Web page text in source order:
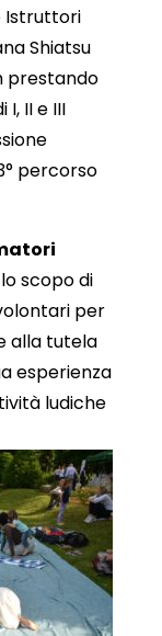
Istruttori
Shiatsu
prestando
II e III
percorso
scopo di
per
alla tutela
esperienza
ludiche